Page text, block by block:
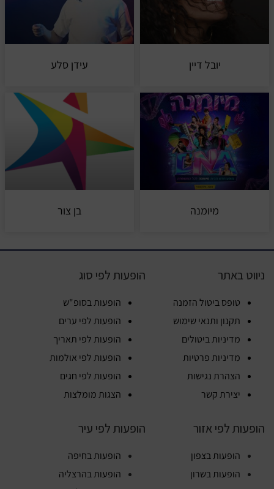
יובל דיין עידן סלע
מיומנה בן צור
ניווט באתר
טופס ביטול הזמנה
תקנון ותנאי שימוש
מדיניות ביטולים
מדיניות פרטיות
הצהרת נגישות
יצירת קשר
הופעות לפי סוג
הופעות בסופ"ש
הופעות לפי ערים
הופעות לפי תאריך
הופעות לפי אולמות
הופעות לפי חגים
הצגות מומלצות
הופעות לפי אזור
הופעות בצפון
הופעות בשרון
הופעות לפי עיר
הופעות בחיפה
הופעות בהרצליה